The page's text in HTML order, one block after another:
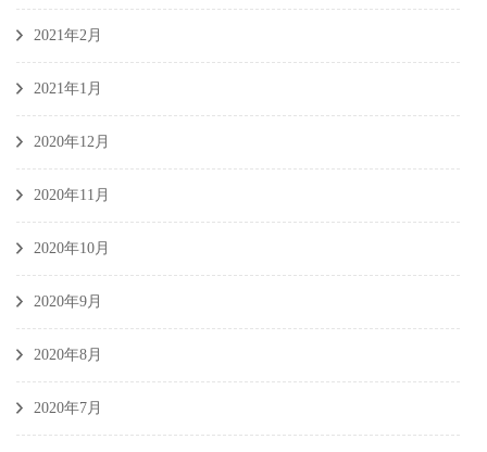
2021年2月
2021年1月
2020年12月
2020年11月
2020年10月
2020年9月
2020年8月
2020年7月